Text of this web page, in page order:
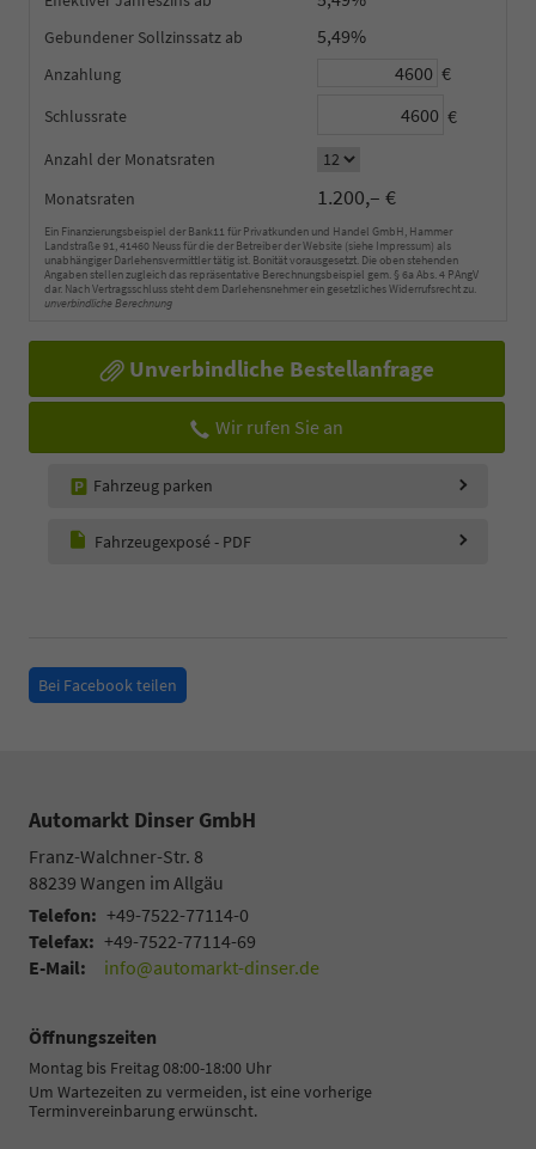
Gebundener Sollzinssatz 5,49%
Anzahlung €
Schlussrate €
Anzahl der Monatsraten
Monatsraten
1.200,– €
Ein Finanzierungsbeispiel der Bank11 für Privatkunden und Handel GmbH, Hammer
Landstraße 91, 41460 Neuss für die der Betreiber der Website (siehe Impressum) als
unabhängiger Darlehensvermittler tätig ist. Bonität vorausgesetzt. Die oben stehenden
Angaben stellen zugleich das repräsentative Berechnungsbeispiel gem. § 6a Abs. 4 PAngV
dar. Nach Vertragsschluss steht dem Darlehensnehmer ein gesetzliches Widerrufsrecht zu.
unverbindliche Berechnung
Unverbindliche Bestellanfrage
Wir rufen Sie an
Fahrzeug parken
Fahrzeugexposé - PDF
Bei Facebook teilen
Automarkt Dinser GmbH
Franz-Walchner-Str. 8
88239 Wangen im Allgäu
Telefon: +49-7522-77114-0
Telefax: +49-7522-77114-69
E-Mail:
info@automarkt-dinser.de
Öffnungszeiten
Montag bis Freitag 08:00-18:00 Uhr
Um Wartezeiten zu vermeiden, ist eine vorherige
Terminvereinbarung erwünscht.